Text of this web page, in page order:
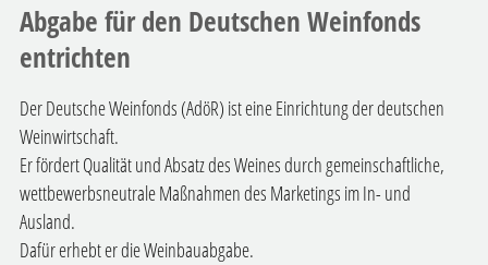
Abgabe für den Deutschen Weinfonds
entrichten
Der Deutsche Weinfonds (AdöR) ist eine Einrichtung der deutschen
Weinwirtschaft.
Er fördert Qualität und Absatz des Weines durch gemeinschaftliche,
wettbewerbsneutrale Maßnahmen des Marketings im In- und
Ausland.
Dafür erhebt er die Weinbauabgabe.